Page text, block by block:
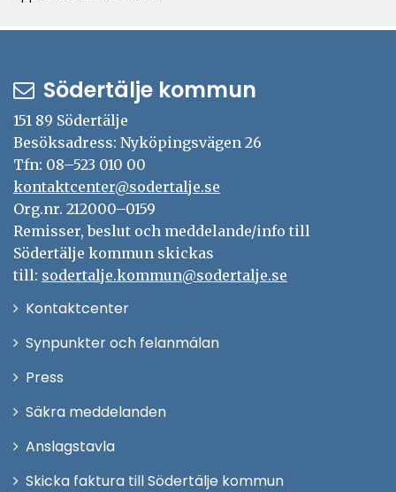
Södertälje kommun
151 89 Södertälje
Besöksadress: Nyköpingsvägen 26
Tfn: 08–523 010 00
kontaktcenter@sodertalje.se
Org.nr. 212000–0159
Remisser, beslut och meddelande/info till
Södertälje kommun skickas
till: sodertalje.kommun@sodertalje.se
KontaktcenterÖppna
Synpunkter och felanmälan
Press
fönster
Säkra meddelanden
Anslagstavla
Skicka faktura till Södertälje kommun